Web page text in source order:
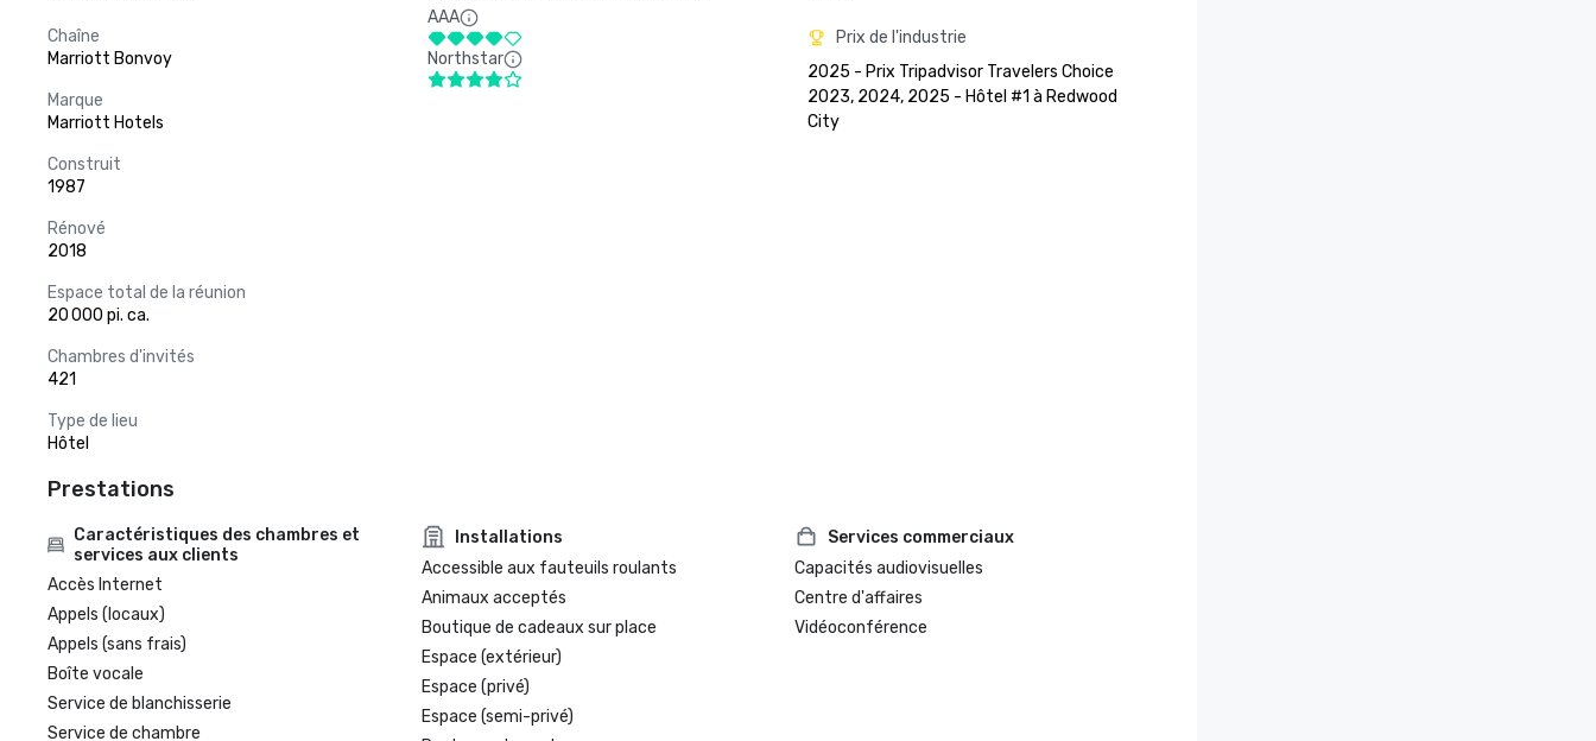
Chaîne
Marriott Bonvoy
Marque
Marriott Hotels
Construit
1987
Rénové
2018
Espace total de la réunion
20 000 pi. ca.
Chambres d'invités
421
Type de lieu
Hôtel
AAA
Northstar
Prix de l'industrie
2025 - Prix Tripadvisor Travelers Choice
2023, 2024, 2025 - Hôtel #1 à Redwood
City
Prestations
Caractéristiques des chambres et
services aux clients
Accès Internet
Appels (locaux)
Appels (sans frais)
Boîte vocale
Service de blanchisserie
Service de chambre
Installations
Accessible aux fauteuils roulants
Animaux acceptés
Boutique de cadeaux sur place
Espace (extérieur)
Espace (privé)
Espace (semi-privé)
Services commerciaux
Capacités audiovisuelles
Centre d'affaires
Vidéoconférence